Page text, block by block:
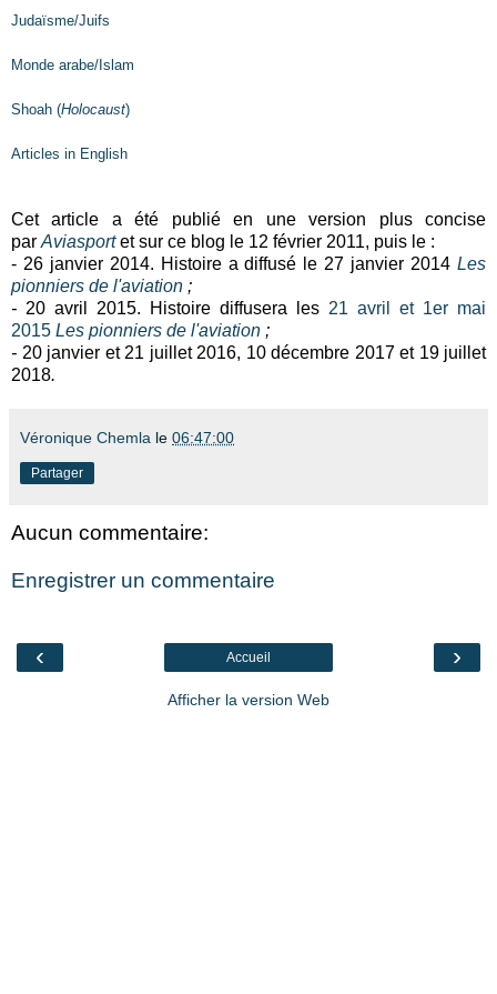
Judaïsme/Juifs
Monde arabe/Islam
Shoah (Holocaust)
Articles in English
Cet article a été publié en une version plus concise
par Aviasportet sur ce blog le 12 février 2011, puis le :
- 26 janvier 2014. Histoire a diffusé le 27 janvier 2014 Les
pionniers de l'aviation ;
- 20 avril 2015. Histoire diffusera les 21 avril et 1er mai
2015 Les pionniers de l'aviation ;
- 20 janvier et 21 juillet 2016, 10 décembre 2017 et 19 juillet
2018.
Véronique Chemla le 06:47:00
Partager
Aucun commentaire:
Enregistrer un commentaire
‹ ›
Accueil
Afficher la version Web